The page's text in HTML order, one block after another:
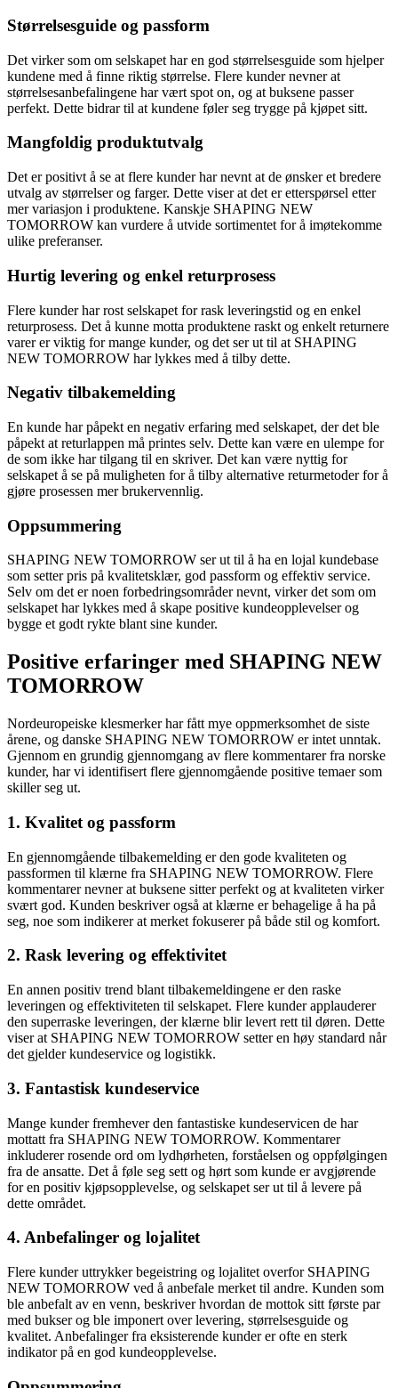
Størrelsesguide og passform
Det virker som om selskapet har en god størrelsesguide som hjelper
kundene med å finne riktig størrelse. Flere kunder nevner at
størrelsesanbefalingene har vært spot on, og at buksene passer
perfekt. Dette bidrar til at kundene føler seg trygge på kjøpet sitt.
Mangfoldig produktutvalg
Det er positivt å se at flere kunder har nevnt at de ønsker et bredere
utvalg av størrelser og farger. Dette viser at det er etterspørsel etter
mer variasjon i produktene. Kanskje SHAPING NEW
TOMORROW kan vurdere å utvide sortimentet for å imøtekomme
ulike preferanser.
Hurtig levering og enkel returprosess
Flere kunder har rost selskapet for rask leveringstid og en enkel
returprosess. Det å kunne motta produktene raskt og enkelt returnere
varer er viktig for mange kunder, og det ser ut til at SHAPING
NEW TOMORROW har lykkes med å tilby dette.
Negativ tilbakemelding
En kunde har påpekt en negativ erfaring med selskapet, der det ble
påpekt at returlappen må printes selv. Dette kan være en ulempe for
de som ikke har tilgang til en skriver. Det kan være nyttig for
selskapet å se på muligheten for å tilby alternative returmetoder for å
gjøre prosessen mer brukervennlig.
Oppsummering
SHAPING NEW TOMORROW ser ut til å ha en lojal kundebase
som setter pris på kvalitetsklær, god passform og effektiv service.
Selv om det er noen forbedringsområder nevnt, virker det som om
selskapet har lykkes med å skape positive kundeopplevelser og
bygge et godt rykte blant sine kunder.
Positive erfaringer med SHAPING NEW
TOMORROW
Nordeuropeiske klesmerker har fått mye oppmerksomhet de siste
årene, og danske SHAPING NEW TOMORROW er intet unntak.
Gjennom en grundig gjennomgang av flere kommentarer fra norske
kunder, har vi identifisert flere gjennomgående positive temaer som
skiller seg ut.
1. Kvalitet og passform
En gjennomgående tilbakemelding er den gode kvaliteten og
passformen til klærne fra SHAPING NEW TOMORROW. Flere
kommentarer nevner at buksene sitter perfekt og at kvaliteten virker
svært god. Kunden beskriver også at klærne er behagelige å ha på
seg, noe som indikerer at merket fokuserer på både stil og komfort.
2. Rask levering og effektivitet
En annen positiv trend blant tilbakemeldingene er den raske
leveringen og effektiviteten til selskapet. Flere kunder applauderer
den superraske leveringen, der klærne blir levert rett til døren. Dette
viser at SHAPING NEW TOMORROW setter en høy standard når
det gjelder kundeservice og logistikk.
3. Fantastisk kundeservice
Mange kunder fremhever den fantastiske kundeservicen de har
mottatt fra SHAPING NEW TOMORROW. Kommentarer
inkluderer rosende ord om lydhørheten, forståelsen og oppfølgingen
fra de ansatte. Det å føle seg sett og hørt som kunde er avgjørende
for en positiv kjøpsopplevelse, og selskapet ser ut til å levere på
dette området.
4. Anbefalinger og lojalitet
Flere kunder uttrykker begeistring og lojalitet overfor SHAPING
NEW TOMORROW ved å anbefale merket til andre. Kunden som
ble anbefalt av en venn, beskriver hvordan de mottok sitt første par
med bukser og ble imponert over levering, størrelsesguide og
kvalitet. Anbefalinger fra eksisterende kunder er ofte en sterk
indikator på en god kundeopplevelse.